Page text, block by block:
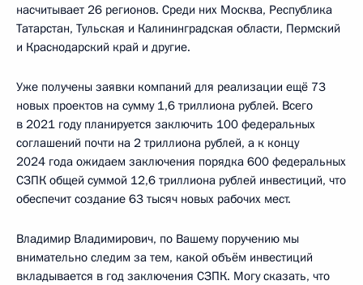
насчитывает 26 регионов. Среди них Москва, Республика
Татарстан, Тульская и Калининградская области, Пермский
и Краснодарский край и другие.
Уже получены заявки компаний для реализации ещё 73
новых проектов на сумму 1,6 триллиона рублей. Всего
в 2021 году планируется заключить 100 федеральных
соглашений почти на 2 триллиона рублей, а к концу
2024 года ожидаем заключения порядка 600 федеральных
СЗПК общей суммой 12,6 триллиона рублей инвестиций, что
обеспечит создание 63 тысяч новых рабочих мест.
Владимир Владимирович, по Вашему поручению мы
внимательно следим за тем, какой объём инвестиций
вкладывается в год заключения СЗПК. Могу сказать, что